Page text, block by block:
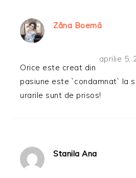
Zâna Boemă
aprilie 5,
Orice este creat din
pasiune este `condamnat` la
urarile sunt de prisos!
Stanila Ana